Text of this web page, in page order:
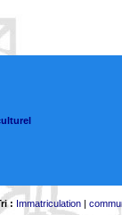
: Immatriculation |